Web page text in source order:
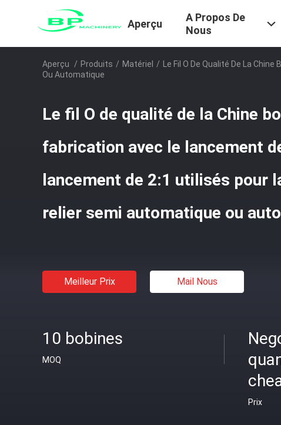
Aperçu
A Propos De
Nous
Aperçu / Produits / Matériel /
Le Fil O De Qualité De La
Ou Automatique
Le fil O de qualité de la Chine
fabrication avec le lancement
lancement de 2:1 utilisés pour
relier semi automatique ou
Meilleur Prix Mail Nous
10 bobines
MOQ
Prix